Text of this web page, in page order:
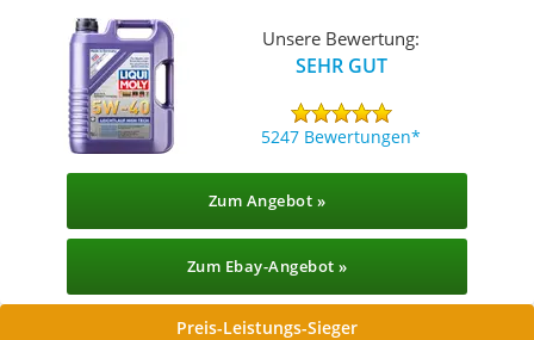
Unsere Bewertung:
SEHR GUT
5247 Bewertungen
Zum Angebot »
Zum Ebay-Angebot »
Preis-Leistungs-Sieger